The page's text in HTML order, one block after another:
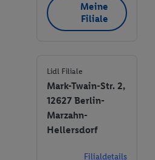
Meine
Filiale
Lidl Filiale
Mark-Twain-Str. 2,
12627 Berlin-
Marzahn-
Hellersdorf
Filialdetails